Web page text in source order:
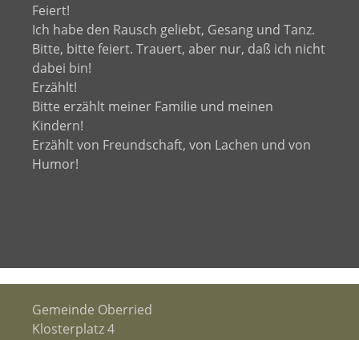
Feiert!
Ich habe den Rausch geliebt, Gesang und Tanz.
Bitte, bitte feiert. Trauert, aber nur, daß ich nicht
dabei bin!
Erzählt!
Bitte erzählt meiner Familie und meinen
Kindern!
Erzählt von Freundschaft, von Lachen und von
Humor!
Gemeinde Oberried
Klosterplatz 4